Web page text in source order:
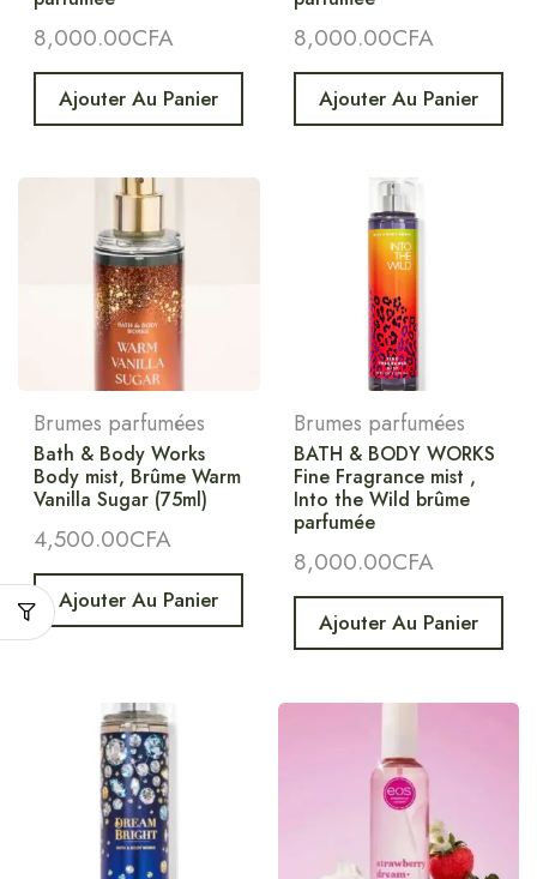
8,000.00CFA
Ajouter Au Panier
8,000.00CFA
Ajouter Au Panier
Brumes parfumées
Bath & Body Works
Body mist, Brûme Warm
Vanilla Sugar (75ml)
4,500.00CFA
Ajouter Au Panier
Brumes parfumées
BATH & BODY WORKS
Fine Fragrance mist ,
Into the Wild brûme
parfumée
8,000.00CFA
Ajouter Au Panier